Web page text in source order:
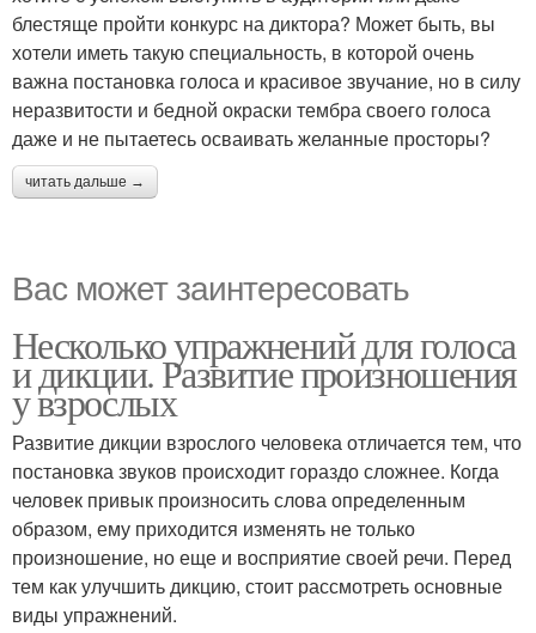
блестяще пройти конкурс на диктора? Может быть, вы
хотели иметь такую специальность, в которой очень
важна постановка голоса и красивое звучание, но в силу
неразвитости и бедной окраски тембра своего голоса
даже и не пытаетесь осваивать желанные просторы?
читать дальше →
Вас может заинтересовать
Несколько упражнений для голоса
и дикции. Развитие произношения
у взрослых
Развитие дикции взрослого человека отличается тем, что
постановка звуков происходит гораздо сложнее. Когда
человек привык произносить слова определенным
образом, ему приходится изменять не только
произношение, но еще и восприятие своей речи. Перед
тем как улучшить дикцию, стоит рассмотреть основные
виды упражнений.